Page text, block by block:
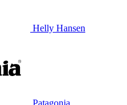
Helly Hansen
Patagonia